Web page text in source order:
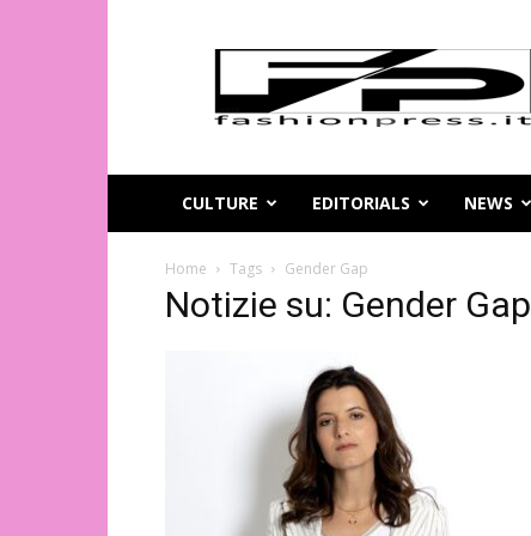
Magazine
moda
online
FashionPress.it
CULTURE
EDITORIALS NEWS
Home Tags Gender Gap
Notizie su: Gender Gap